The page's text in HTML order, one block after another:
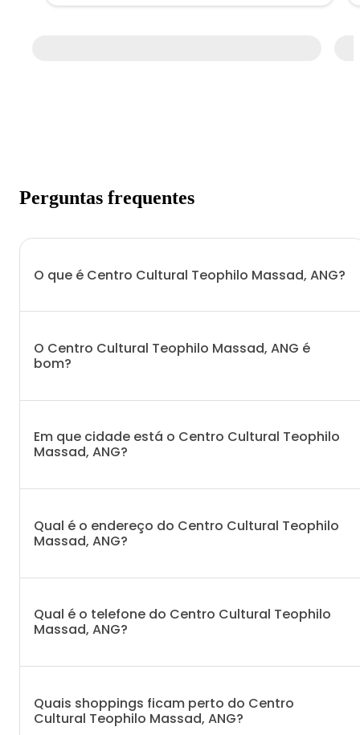
Perguntas frequentes
O que é Centro Cultural Teophilo Massad, ANG?
O Centro Cultural Teophilo Massad, ANG é
bom?
Em que cidade está o Centro Cultural Teophilo
Massad, ANG?
Qual é o endereço do Centro Cultural Teophilo
Massad, ANG?
Qual é o telefone do Centro Cultural Teophilo
Massad, ANG?
Quais shoppings ficam perto do Centro
Cultural Teophilo Massad, ANG?